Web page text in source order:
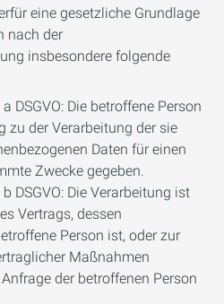
eine gesetzliche Grundlage
nach der
insbesondere folgende
DSGVO: Die betroffene Person
zu der Verarbeitung der sie
Daten für einen
Zwecke gegeben.
DSGVO: Die Verarbeitung ist
Vertrags, dessen
Person ist, oder zur
Maßnahmen
der betroffenen Person